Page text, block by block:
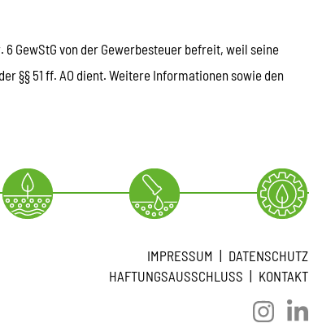
6 GewStG von der Gewerbesteuer befreit, weil seine
§§ 51 ff. AO dient. Weitere Informationen sowie den
IMPRESSUM
DATENSCHUTZ
HAFTUNGSAUSSCHLUSS
KONTAKT